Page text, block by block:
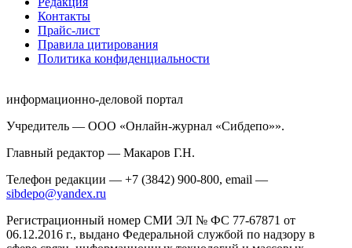
Контакты
Прайс-лист
Правила цитирования
Политика конфиденциальности
информационно-деловой портал
Учредитель — ООО «Онлайн-журнал «Сибдепо»».
Главный редактор — Макаров Г.Н.
Телефон редакции — +7 (3842) 900-800, email —
sibdepo@yandex.ru
Регистрационный номер СМИ ЭЛ № ФС 77-67871 от
06.12.2016 г., выдано Федеральной службой по надзору в